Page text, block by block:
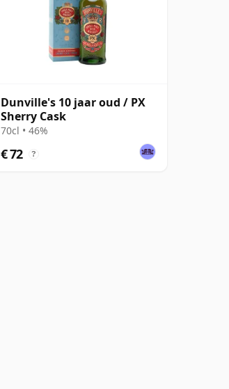
Dunville's 10 jaar oud / PX
Sherry Cask
70cl • 46%
€ 72 ?